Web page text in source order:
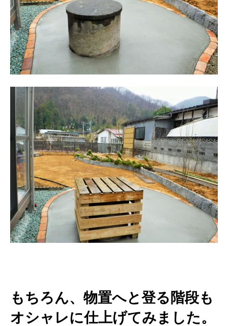
もちろん、物置へと登る階段も
オシャレに仕上げてみました。